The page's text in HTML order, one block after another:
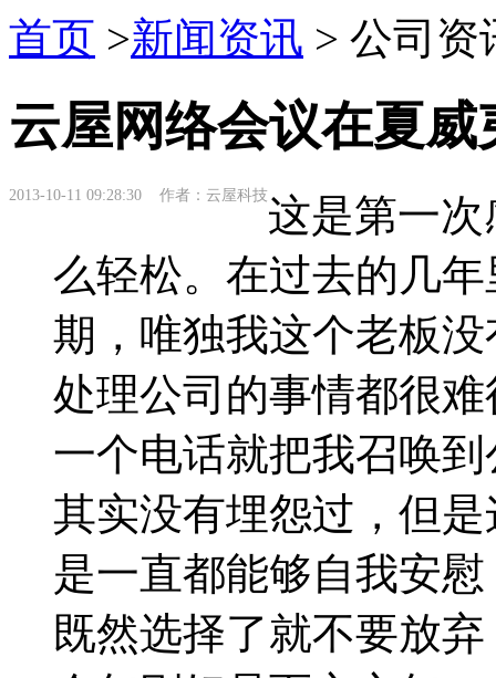
首页 >新闻资讯 > 公司资
云屋网络会议在夏
2013-10-11 09:28:30 作者：云屋科技这是第一
么轻松。在过去的几
期，唯独我这个老板
处理公司的事情都很
一个电话就把我召唤
其实没有埋怨过，但
是一直都能够自我安
既然选择了就不要放